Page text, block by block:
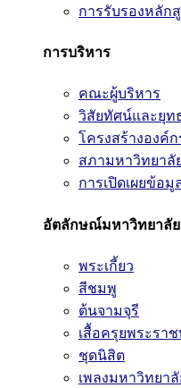
การรับรองหลัก
การบริหาร
คณะผู้บริหาร
วิสัยทัศน์และยุท
โครงสร้างองค์ก
สภามหาวิทยาลั
การเปิดเผยข้อ
อัตลักษณ์มหาวิทยาลัย
พระเกี้ยว
สีชมพู
ต้นจามจุรี
เสื้อครุยพระรา
ชุดนิสิต
เพลงมหาวิทยาลั